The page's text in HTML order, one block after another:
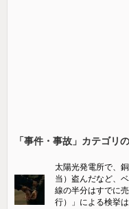
「事件・事故」カテゴリ
太陽光発電所で、
当）盗んだなど、
線の半分はすでに
行）」による検挙